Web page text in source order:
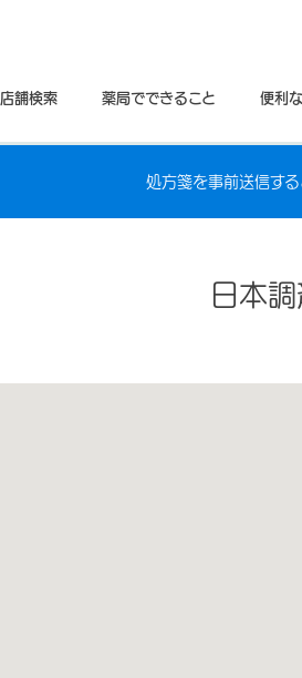
店舗検索 薬局でできること 便利
処方箋を事前送信す
日本